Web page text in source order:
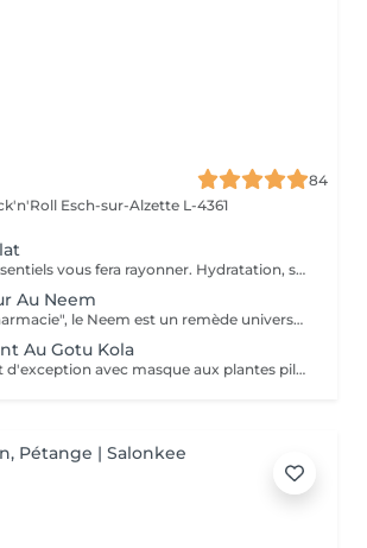
84
Esch-sur-Alzette L-4361
La gamme des Essentiels vous fera rayonner. Hydratation, souplesse et éclat.
Au Neem
Appelé "l'arbre pharmacie", le Neem est un remède universel en Inde. Profitez de ses bienfaits pour préserver la jeunesse de votre peau.
Au Gotu Kola
Soin restructurant d'exception avec masque aux plantes pilées et huiles essentielles précieuses. Soin Fermeté